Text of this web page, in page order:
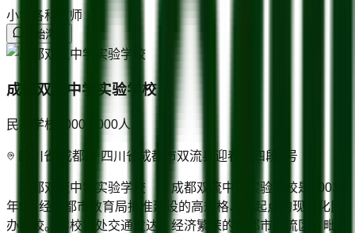
小学各科教师
开始沟通
成都双流中学实验学校
民办学校 4000-5000人
四川省/成都市 四川省成都市双流县迎春路四段2号
成都双流中学实验学校 成都双流中学实验学校是2003
年9月经成都市教育局批准建设的高规格、高起点的现代化民
办学校。学校地处交通发达、经济繁荣的成都市双流区，毗邻